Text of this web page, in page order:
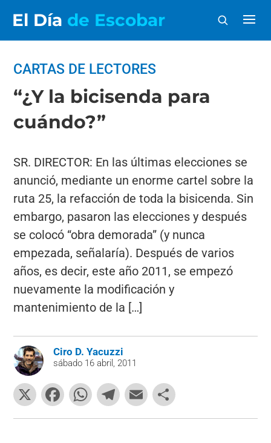
El Día de Escobar
CARTAS DE LECTORES
“¿Y la bicisenda para
cuándo?”
SR. DIRECTOR: En las últimas elecciones se
anunció, mediante un enorme cartel sobre la
ruta 25, la refacción de toda la bisicenda. Sin
embargo, pasaron las elecciones y después
se colocó “obra demorada” (y nunca
empezada, señalaría). Después de varios
años, es decir, este año 2011, se empezó
nuevamente la modificación y
mantenimiento de la […]
Ciro D. Yacuzzi
sábado 16 abril, 2011
X
F
a
W
h
T
el
E
m o